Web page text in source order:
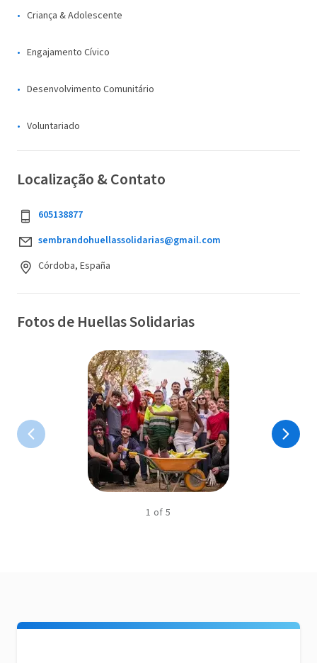
Criança & Adolescente
Engajamento Cívico
Desenvolvimento Comunitário
Voluntariado
Localização & Contato
605138877
sembrandohuellassolidarias@gmail.com
Córdoba, España
Fotos de Huellas Solidarias
1 of5